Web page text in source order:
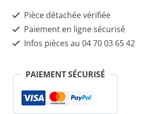
Pièce détachée vérifiée
Paiement en ligne sécurisé
Infos pièces au 04 70 03 65 42
PAIEMENT SÉCURISÉ